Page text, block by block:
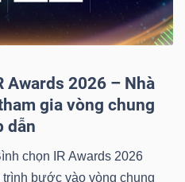
Awards 2026 – Nhà
gia vòng chung
dẫn
chọn IR Awards 2026
bước vào vòng chung